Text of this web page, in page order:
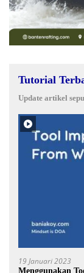
Tutorial
Update artikel
19 Januari 2023
Menggunakan